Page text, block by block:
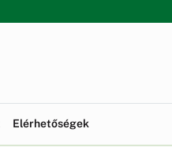
Elérhetőségek